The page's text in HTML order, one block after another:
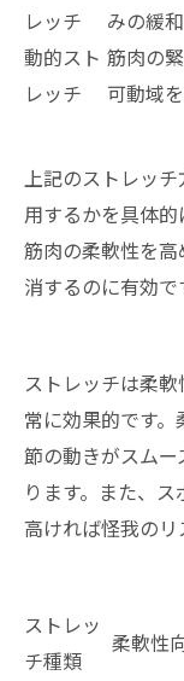
レッチ
みの緩和
動的スト
レッチ
筋肉の
可動域
上記のストレッ
用するかを具体
筋肉の柔軟性を
消するのに有効で
ストレッチは柔
常に効果的です
節の動きがスム
ります。また、
高ければ怪我のリ
ストレッ
チ種類
柔軟性